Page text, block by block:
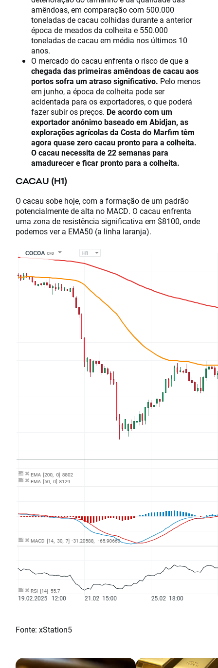
amêndoas, em comparação com 500.000
toneladas de cacau colhidas durante a anterior
época de meados da colheita e 550.000
toneladas de cacau em média nos últimos 10
anos.
O mercado do cacau enfrenta o risco de que a
chegada das primeiras amêndoas de cacau aos
portos sofra um atraso significativo. Pelo menos
em junho, a época de colheita pode ser
acidentada para os exportadores, o que poderá
fazer subir os preços. De acordo com um
exportador anónimo baseado em Abidjan, as
explorações agrícolas da Costa do Marfim têm
agora quase zero cacau pronto para a colheita.
O cacau necessita de 22 semanas para
amadurecer e ficar pronto para a colheita.
CACAU (H1)
O cacau sobe hoje, com a formação de um padrão
potencialmente de alta no MACD. O cacau enfrenta
uma zona de resistência significativa em $8100, onde
podemos ver a EMA50 (a linha laranja).
Fonte: xStation5